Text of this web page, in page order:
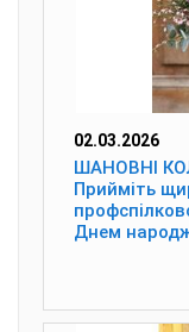
02.03.2026
ШАНОВНІ
Прийміть
Днем